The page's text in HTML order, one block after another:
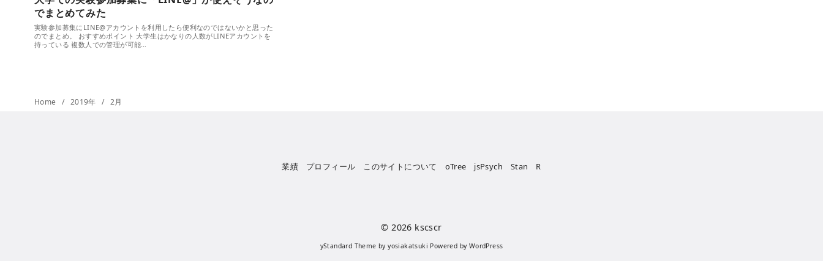
でまとめてみた
実験参加募集にLINE@アカウントを利用したら便利なのではないかと思った
のでまとめ。 おすすめポイント 大学生はかなりの人数がLINEアカウントを
持っている 複数人での管理が可能…
Home 2019年 2月
業績 プロフィール このサイトについて oTree jsPsych Stan R
© 2026 kscscr
yStandard Theme byyosiakatsuki Powered by WordPress